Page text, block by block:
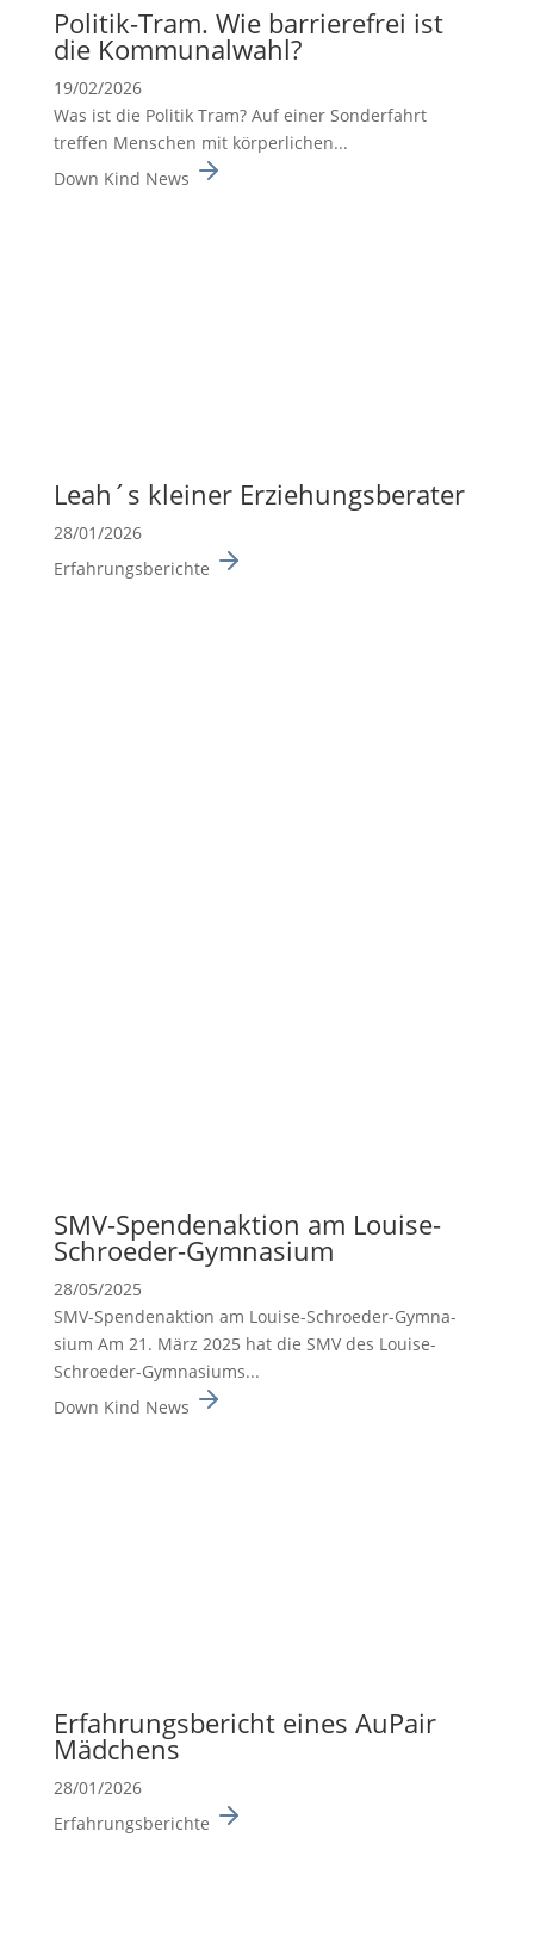
Politik-Tram. Wie barrie­re­frei ist
die Kommu­nal­wahl?
19/02/2026
Was ist die Politik Tram? Auf einer Sonderfahrt
treffen Menschen mit körperlichen...
Down Kind News
Leah´s kleiner Erzie­hungs­be­rater
28/01/2026
Erfahrungsberichte
SMV-Spenden­ak­tion am Louise-
Schroeder-Gymna­sium
28/05/2025
SMV-Spenden­ak­tion am Louise-Schroeder-Gymna­
sium Am 21. März 2025 hat die SMV des Louise-
Schroeder-Gymna­siums...
Down Kind News
Erfah­rungs­be­richt eines AuPair
Mädchens
28/01/2026
Erfahrungsberichte